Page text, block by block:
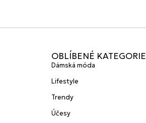
OBLÍBENÉ KATEGORIE
Dámská móda
Lifestyle
Trendy
Účesy